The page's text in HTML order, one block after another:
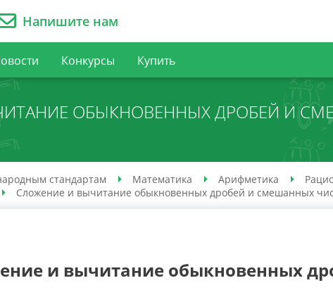
Напишите нам
Конкурсы Купить
ОБЫКНОВЕННЫХ ДРОБЕЙ И
стандартам Математика Арифметика
Сложение и вычитание обыкновенных дробей и смешанных
и вычитание обыкновенных